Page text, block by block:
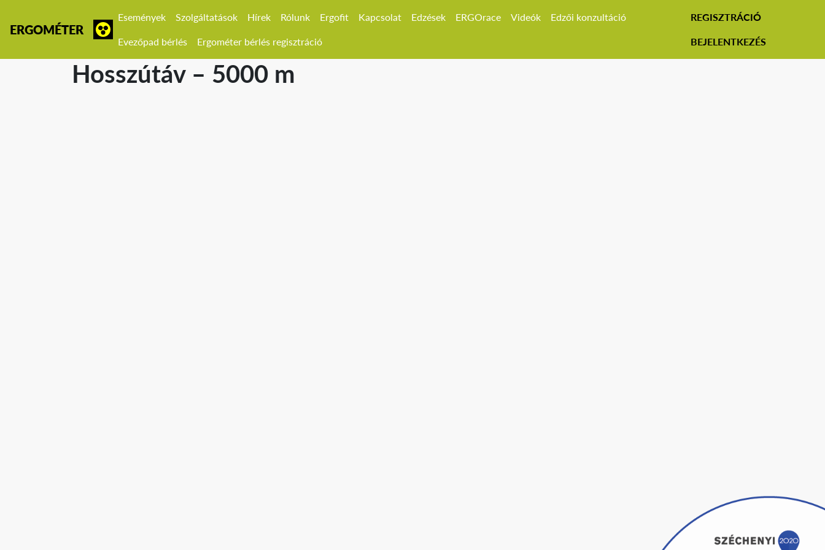
ERGOMÉTER
Események Szolgáltatások Hírek Rólunk Ergofit Kapcsolat Edzések ERGOrace Videók Edzői konzultáció
Evezőpad bérlés Ergométer bérlés regisztráció
REGISZTRÁCIÓ
BEJELENTKEZÉS
Hosszútáv – 5000 m